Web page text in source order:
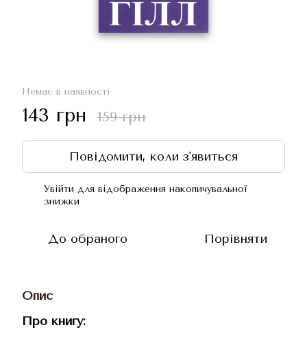
Немає в наявності
143 грн 159 грн
Повідомити, коли з'явиться
Увійти для відображення накопичувальної
знижки
До обраного Порівняти
Опис
Про книгу: